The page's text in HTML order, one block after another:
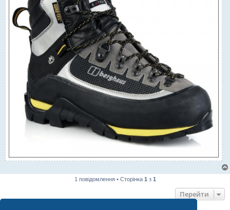
1 повідомлення • Сторінка 1 з 1
Перейти